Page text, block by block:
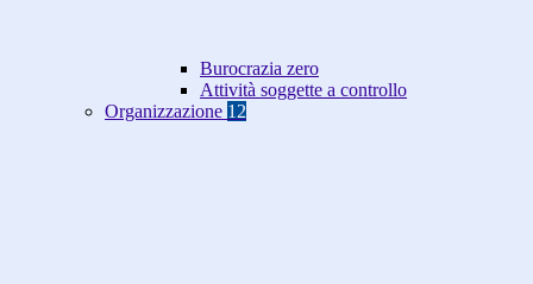
Burocrazia zero
Attività soggette a controllo
Organizzazione 12